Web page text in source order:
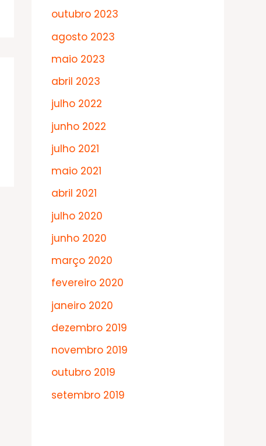
outubro 2023
agosto 2023
maio 2023
abril 2023
julho 2022
junho 2022
julho 2021
maio 2021
abril 2021
julho 2020
junho 2020
março 2020
fevereiro 2020
janeiro 2020
dezembro 2019
novembro 2019
outubro 2019
setembro 2019